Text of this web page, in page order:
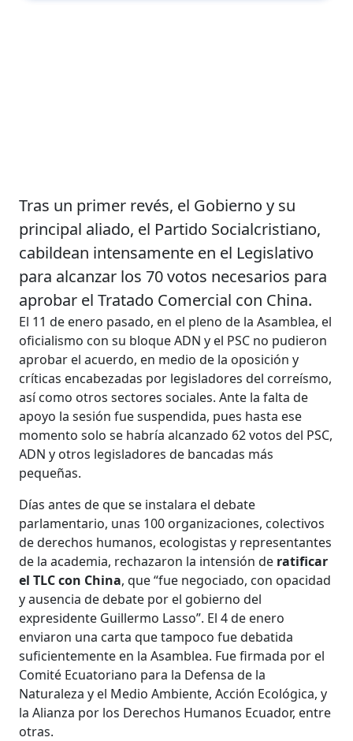
Tras un primer revés, el Gobierno y su
principal aliado, el Partido Socialcristiano,
cabildean intensamente en el Legislativo
para alcanzar los 70 votos necesarios para
aprobar el Tratado Comercial con China.
El 11 de enero pasado, en el pleno de la Asamblea, el
oficialismo con su bloque ADN y el PSC no pudieron
aprobar el acuerdo, en medio de la oposición y
críticas encabezadas por legisladores del correísmo,
así como otros sectores sociales. Ante la falta de
apoyo la sesión fue suspendida, pues hasta ese
momento solo se habría alcanzado 62 votos del PSC,
ADN y otros legisladores de bancadas más
pequeñas.
Días antes de que se instalara el debate
parlamentario, unas 100 organizaciones, colectivos
de derechos humanos, ecologistas y representantes
de la academia, rechazaron la intensión de ratificar
el TLC con China, que “fue negociado, con opacidad
y ausencia de debate por el gobierno del
expresidente Guillermo Lasso”. El 4 de enero
enviaron una carta que tampoco fue debatida
suficientemente en la Asamblea. Fue firmada por el
Comité Ecuatoriano para la Defensa de la
Naturaleza y el Medio Ambiente, Acción Ecológica, y
la Alianza por los Derechos Humanos Ecuador, entre
otras.